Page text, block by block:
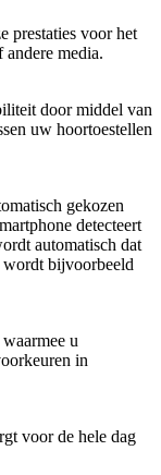
prestaties voor het
media.
door middel van
uw hoortoestellen
gekozen
detecteert
automatisch dat
bijvoorbeeld
u
in
voor de hele dag